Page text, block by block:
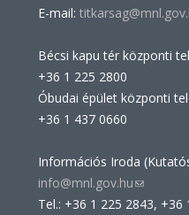
E-mail:
Bécsi kapu tér központi
+36 1 225 2800
Óbudai épület központi
+36 1 437 0660
Információs Iroda
info@mnl.gov.hu(link
sends
Tel.: +36 1 225 2843, +36